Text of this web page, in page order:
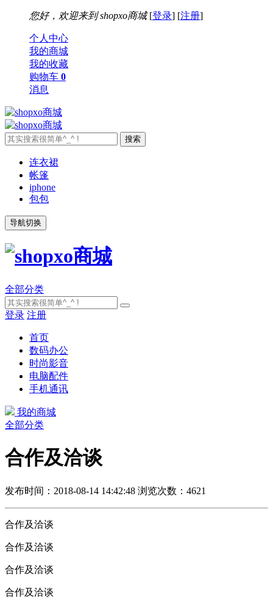
您好，欢迎来到 shopxo商城[登录] [注册]
个人中心
我的商城
我的收藏
购物车 0
消息
连衣裙
帐篷
iphone
包包
导航切换
全部分类
登录 注册
首页
数码办公
时尚影音
电脑配件
手机通讯
我的商城
全部分类
合作及洽谈
发布时间：2018-08-14 14:42:48 浏览次数：4621
合作及洽谈
合作及洽谈
合作及洽谈
合作及洽谈